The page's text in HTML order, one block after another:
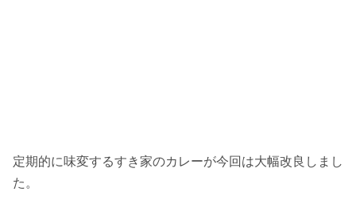
定期的に味変するすき家のカレーが今回は大幅改良しまし
た。